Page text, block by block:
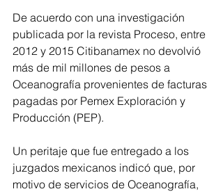
De acuerdo con una investigación
publicada por la revista Proceso, entre
2012 y 2015 Citibanamex no devolvió
más de mil millones de pesos a
Oceanografía provenientes de facturas
pagadas por Pemex Exploración y
Producción (PEP).
Un peritaje que fue entregado a los
juzgados mexicanos indicó que, por
motivo de servicios de Oceanografía,